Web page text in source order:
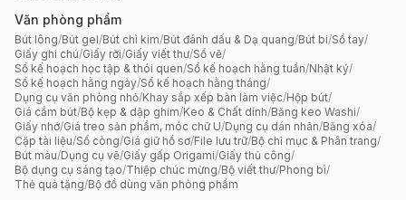
Văn phòng phẩm
Bút lông/Bút gel/Bút chì kim/Bút đánh dấu & Dạ quang/Bút bi/Sổ tay/
Giấy ghi chú/Giấy rời/Giấy viết thư/Sổ vẽ/
Sổ kế hoạch học tập & thói quen/Sổ kế hoạch hằng tuần/Nhật ký/
Sổ kế hoạch hằng ngày/Sổ kế hoạch hằng tháng/
Dụng cụ văn phòng nhỏ/Khay sắp xếp bàn làm việc/Hộp bút/
Giá cắm bút/Bộ kẹp & dập ghim/Keo & Chất dính/Băng keo Washi/
Giấy nhớ/Giá treo sản phẩm, móc chữ U/Dụng cụ dán nhãn/Băng xóa/
Cặp tài liệu/Sổ còng/Giá giữ hồ sơ/File lưu trữ/Bộ chỉ mục & Phân trang/
Bút màu/Dụng cụ vẽ/Giấy gấp Origami/Giấy thủ công/
Bộ dụng cụ sáng tạo/Thiệp chúc mừng/Bộ viết thư/Phong bì/
Thẻ quà tặng/Bộ đồ dùng văn phòng phẩm